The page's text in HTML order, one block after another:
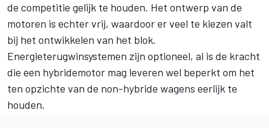
de competitie gelijk te houden. Het ontwerp van de
motoren is echter vrij, waardoor er veel te kiezen valt
bij het ontwikkelen van het blok.
Energieterugwinsystemen zijn optioneel, al is de kracht
die een hybridemotor mag leveren wel beperkt om het
ten opzichte van de non-hybride wagens eerlijk te
houden.